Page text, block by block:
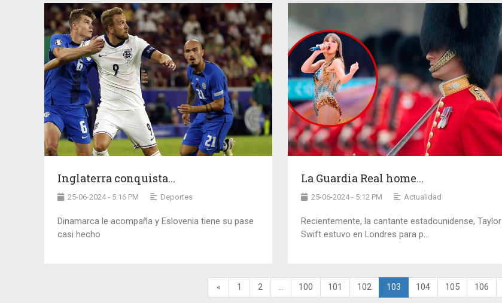
Inglaterra conquista...
25-06-2024 - 5:16 PM Deportes
Dinamarca le acompaña y Eslovenia tiene su pase
casi hecho
La Guardia Real home...
25-06-2024 - 5:12 PM Actualidad
Recientemente, la cantante estadounidense, Taylor
Swift estuvo en Londres para p...
« 1 2 ... 100 101 102 103 104 105 106